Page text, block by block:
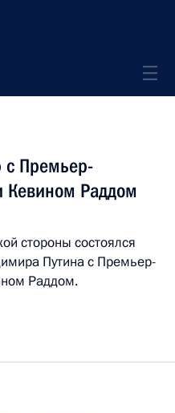
с Премьер-
Кевином Раддом
стороны состоялся
Путина с Премьер-
Раддом.